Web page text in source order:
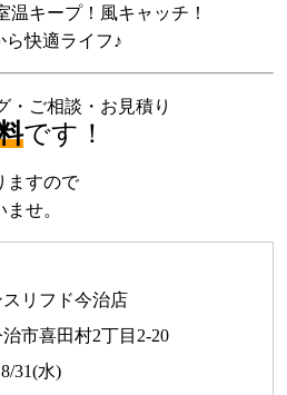
温キープ！風キャッチ！
ら快適ライフ♪
・ご相談・お見積り
です！
ますので
せ。
リフド今治店
市喜田村2丁目2-20
31(水)